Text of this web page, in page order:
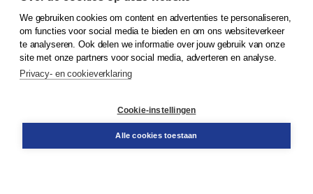
© 2026Koninklijke Boom uitgevers
Bestellen
We gebruiken cookies om content en advertenties te personaliseren,
om functies voor social media te bieden en om ons websiteverkeer
te analyseren. Ook delen we informatie over jouw gebruik van onze
site met onze partners voor social media, adverteren en analyse.
Privacy- en cookieverklaring
Cookie-instellingen
Alle cookies toestaan